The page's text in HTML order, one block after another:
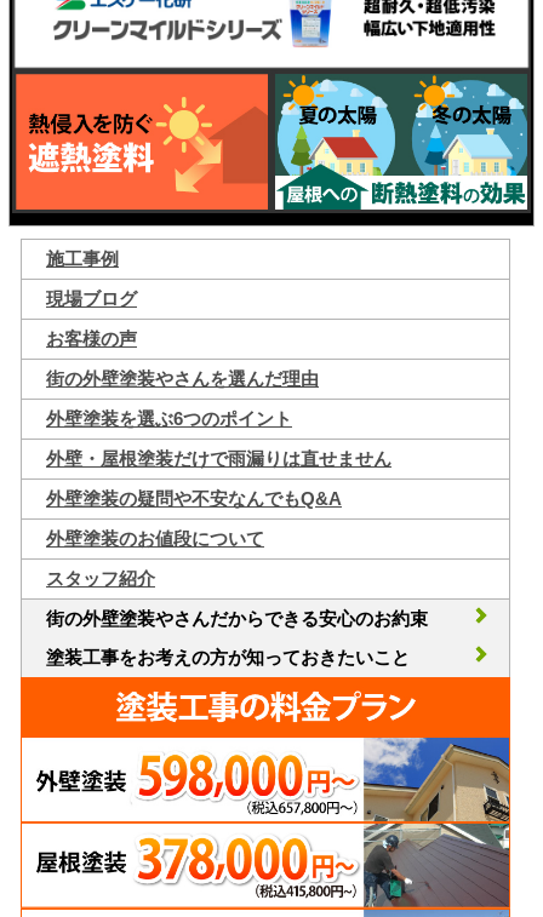
施工事例
現場ブログ
お客様の声
街の外壁塗装やさんを選んだ理由
外壁塗装を選ぶ6つのポイント
外壁・屋根塗装だけで雨漏りは直せません
外壁塗装の疑問や不安なんでもQ&A
外壁塗装のお値段について
スタッフ紹介
街の外壁塗装やさんだからできる安心のお約束
塗装工事をお考えの方が知っておきたいこと